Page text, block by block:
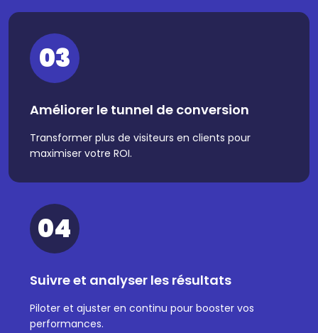
03
Améliorer le tunnel de conversion
Transformer plus de visiteurs en clients pour
maximiser votre ROI.
04
Suivre et analyser les résultats
Piloter et ajuster en continu pour booster vos
performances.